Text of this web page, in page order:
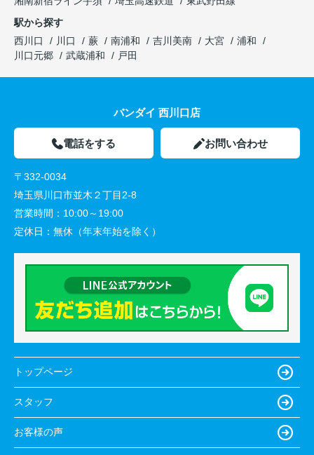
駅から探す
西川口
川口 蕨 南浦和 吉川美南 大宮
浦和
川口元郷
武蔵浦和 戸田
バンダイ 西川口店
電話をする お問い合わせ
〒332-0034
埼玉県川口市並木２丁目2-8
営業時間： 10:00～19:00
定休日： 無休（年末年始を除く）
トップページ
スタッフ
お客様の声